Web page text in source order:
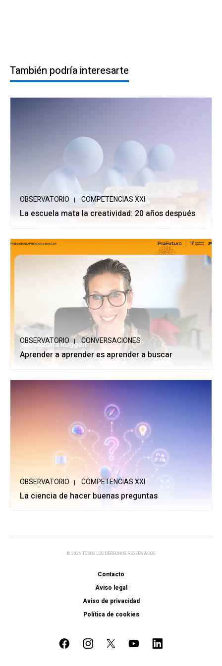
También podría interesarte
OBSERVATORIO COMPETENCIAS XXI
La escuela mata la creatividad: 20 años después
OBSERVATORIO CONVERSACIONES
Aprender a aprender es aprender a buscar
OBSERVATORIO COMPETENCIAS XXI
La ciencia de hacer buenas preguntas
© 2026 TODOS LOS DERECHOS RESERVADOS
Contacto
Aviso legal
Aviso de privacidad
Política de cookies